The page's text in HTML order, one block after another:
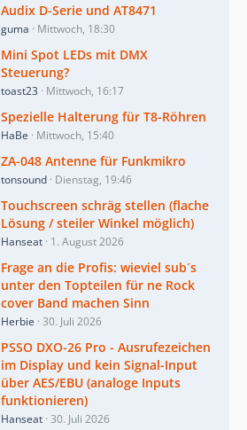
Audix D-Serie und AT8471
guma Mittwoch, 18:30
Mini Spot LEDs mit DMX
Steuerung?
toast23 Mittwoch, 16:17
Spezielle Halterung für T8-Röhren
HaBe Mittwoch, 15:40
ZA-048 Antenne für Funkmikro
tonsound Dienstag, 19:46
Touchscreen schräg stellen (flache
Lösung / steiler Winkel möglich)
Hanseat 1. August 2026
Frage an die Profis: wieviel sub´s
unter den Topteilen für ne Rock
cover Band machen Sinn
Herbie 30. Juli 2026
PSSO DXO-26 Pro - Ausrufezeichen
im Display und kein Signal-Input
über AES/EBU (analoge Inputs
funktionieren)
Hanseat 30. Juli 2026